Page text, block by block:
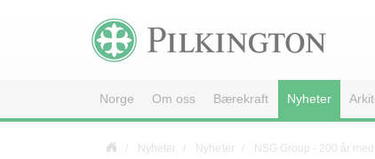
Norge Om oss Bærekraft Nyheter
Nyheter Nyheter NSG Group - 200 år